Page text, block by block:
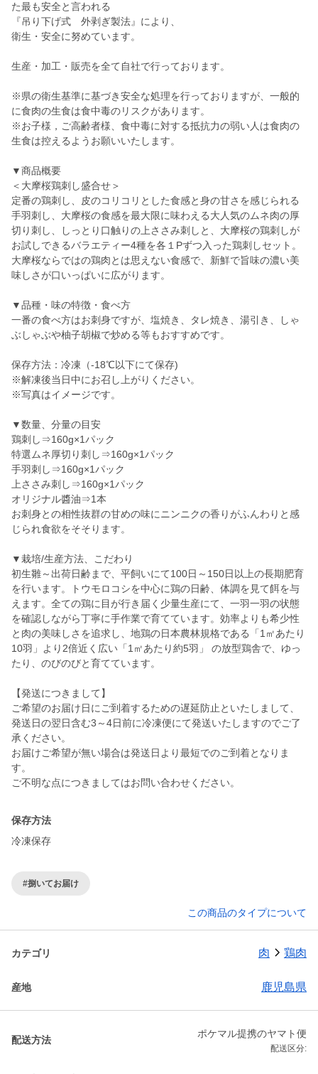
た最も安全と言われる
『吊り下げ式 外剥ぎ製法』により、
衛生・安全に努めています。
生産・加工・販売を全て自社で行っております。
※県の衛生基準に基づき安全な処理を行っておりますが、一般的
に食肉の生食は食中毒のリスクがあります。
※お子様，ご高齢者様、食中毒に対する抵抗力の弱い人は食肉の
生食は控えるようお願いいたします。
▼商品概要
＜大摩桜鶏刺し盛合せ＞
定番の鶏刺し、皮のコリコリとした食感と身の甘さを感じられる
手羽刺し、大摩桜の食感を最大限に味わえる大人気のムネ肉の厚
切り刺し、しっとり口触りの上ささみ刺しと、大摩桜の鶏刺しが
お試しできるバラエティー4種を各１Pずつ入った鶏刺しセット。
大摩桜ならではの鶏肉とは思えない食感で、新鮮で旨味の濃い美
味しさが口いっぱいに広がります。
▼品種・味の特徴・食べ方
一番の食べ方はお刺身ですが、塩焼き、タレ焼き、湯引き、しゃ
ぶしゃぶや柚子胡椒で炒める等もおすすめです。
保存方法：冷凍（-18℃以下にて保存)
※解凍後当日中にお召し上がりください。
※写真はイメージです。
▼数量、分量の目安
鶏刺し⇒160g×1パック
特選ムネ厚切り刺し⇒160g×1パック
手羽刺し⇒160g×1パック
上ささみ刺し⇒160g×1パック
オリジナル醬油⇒1本
お刺身との相性抜群の甘めの味にニンニクの香りがふんわりと感
じられ食欲をそそります。
▼栽培/生産方法、こだわり
初生雛～出荷日齢まで、平飼いにて100日～150日以上の長期肥育
を行います。トウモロコシを中心に鶏の日齢、体調を見て餌を与
えます。全ての鶏に目が行き届く少量生産にて、一羽一羽の状態
を確認しながら丁寧に手作業で育てています。効率よりも希少性
と肉の美味しさを追求し、地鶏の日本農林規格である「1㎡あたり
10羽」より2倍近く広い「1㎡あたり約5羽」 の放型鶏舎で、ゆっ
たり、のびのびと育てています。
【発送につきまして】
ご希望のお届け日にご到着するための遅延防止といたしまして、
発送日の翌日含む3～4日前に冷凍便にて発送いたしますのでご了
承ください。
お届けご希望が無い場合は発送日より最短でのご到着となりま
す。
ご不明な点につきましてはお問い合わせください。
保存方法
冷凍保存
#捌いてお届け
この商品のタイプについて
カテゴリ 肉 鶏肉
産地 鹿児島県
配送方法
ポケマル提携のヤマト便
配送区分: